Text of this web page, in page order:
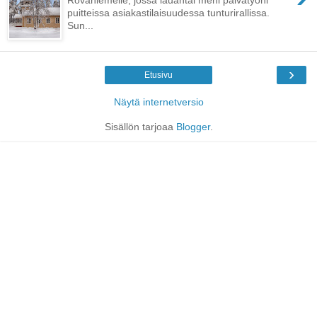
puitteissa asiakastilaisuudessa tunturirallissa.
Sun...
›
Etusivu
Näytä internetversio
Sisällön tarjoaa Blogger.